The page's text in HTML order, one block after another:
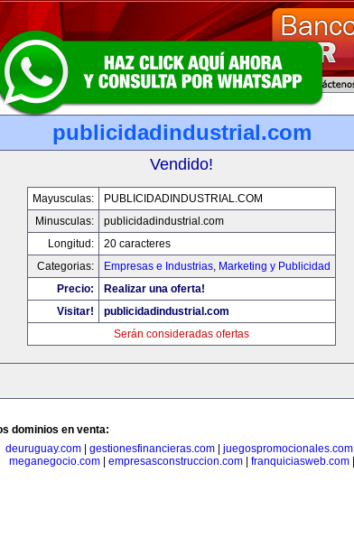
publicidadindustrial.com
Vendido!
Mayusculas:
PUBLICIDADINDUSTRIAL.COM
Minusculas:
publicidadindustrial.com
Longitud:
20 caracteres
Categorias:
Empresas e Industrias, Marketing y Publicidad
Precio:
Realizar una oferta!
Visitar!
publicidadindustrial.com
Serán consideradas ofertas
dominios en venta:
deuruguay.com| gestionesfinancieras.com| juegospromocionales.com|
meganegocio.com| empresasconstruccion.com| franquiciasweb.com|